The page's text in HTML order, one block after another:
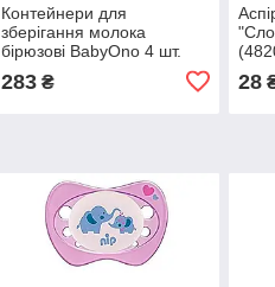
Контейнери для
зберігання молока
бірюзові BabyOno 4 шт.
283₴ 28